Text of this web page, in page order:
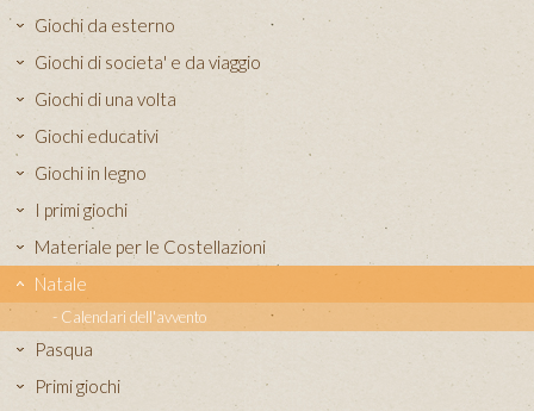
Giochi da esterno
Giochi di societa' e da viaggio
Giochi di una volta
Giochi educativi
Giochi in legno
I primi giochi
Materiale per le Costellazioni
Natale
Calendari dell'avvento
Pasqua
Primi giochi